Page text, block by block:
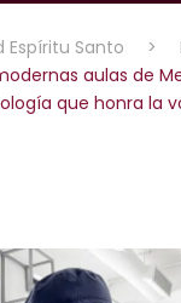
Espíritu Santo >
aulas de
que honra la